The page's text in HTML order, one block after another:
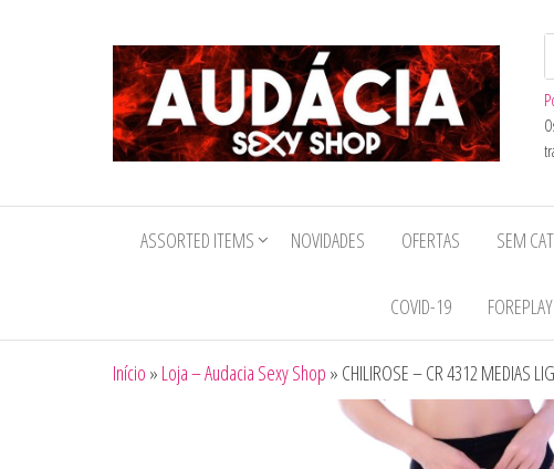
Sexy
Shop
ASSORTED ITEMS NOVIDADES OFERTAS SEM
COVID-19
Início » Loja – Audacia Sexy Shop » CHILIROSE – CR 4312 MEDIAS